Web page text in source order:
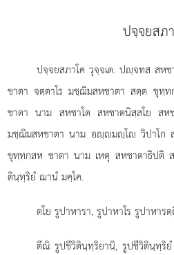
ปจฺจยสภ
ปจฺจยสภาโค วุจฺจเต. ปฺจทส สห
ชาตา จตฺตาโร มชฺฌิมสหชาตา สตฺต ขุทฺ
ชาตา นาม สหชาโต สหชาตนิสฺสโย สห
มชฺฌิมสหชาตา นาม อฺมฺโ วิปาโก
ขุทฺทกสห ชาตา นาม เหตุ สหชาตาธิปติ
ตินฺทฺริยํ ฌานํ มคฺโค.
ตโย รูปาหารา, รูปาหาโร รูปาหาร
ตีณิ รูปชีวิตินฺทฺริยานิ, รูปชีวิตินฺทฺริ